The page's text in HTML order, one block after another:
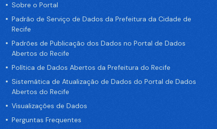
Sobre o Portal
Padrão de Serviço de Dados da Prefeitura da Cidade de
Recife
Padrões de Publicação dos Dados no Portal de Dados
Abertos do Recife
Política de Dados Abertos da Prefeitura do Recife
Sistemática de Atualização de Dados do Portal de Dados
Abertos do Recife
Visualizações de Dados
Perguntas Frequentes